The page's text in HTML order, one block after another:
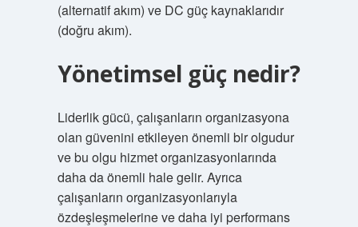
(alternatif akım) ve DC güç kaynaklarıdır
(doğru akım).
Yönetimsel güç nedir?
Liderlik gücü, çalışanların organizasyona
olan güvenini etkileyen önemli bir olgudur
ve bu olgu hizmet organizasyonlarında
daha da önemli hale gelir. Ayrıca
çalışanların organizasyonlarıyla
özdeşleşmelerine ve daha iyi performans